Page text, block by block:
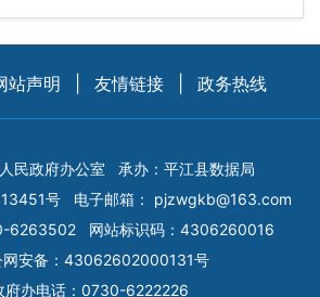
站声明 友情链接 政务热线
民政府办公室
承办：平江县数据局
号 电子邮箱： pjzwgkb@163.com
6263502
网站标识码：4306260016
网安备：43062602000131号
府办电话：0730-6222226